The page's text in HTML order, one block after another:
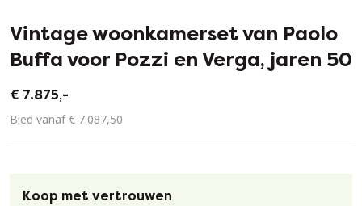
Vintage woonkamerset van Paolo
Buffa voor Pozzi en Verga, jaren 50
€ 7.875,-
Bied vanaf € 7.087,50
Koop met vertrouwen